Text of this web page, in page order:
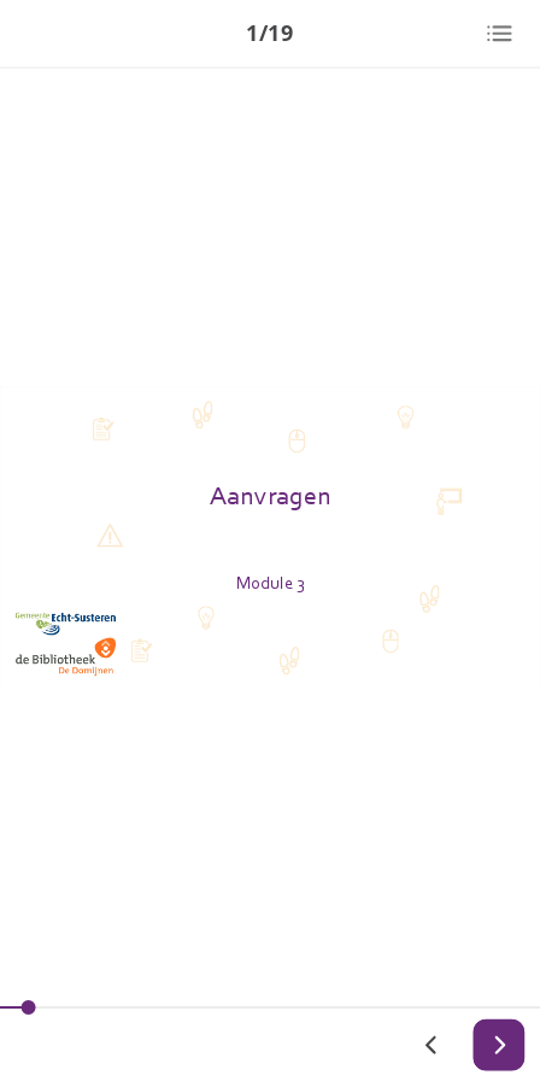
Aanvragen
Module 3
1/19